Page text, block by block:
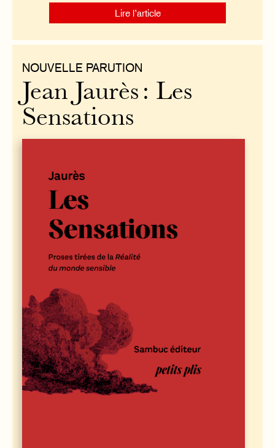
Lire l’article
NOUVELLE PARUTION
Jean Jaurès : Les
Sensations